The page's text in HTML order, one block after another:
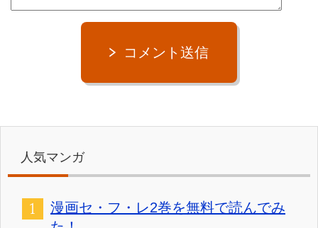
コメント送信
人気マンガ
漫画セ・フ・レ2巻を無料で読んでみ